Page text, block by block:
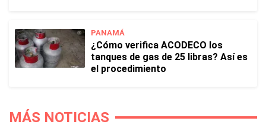
PANAMÁ
¿Cómo verifica ACODECO los
tanques de gas de 25 libras? Así es
el procedimiento
MÁS NOTICIAS